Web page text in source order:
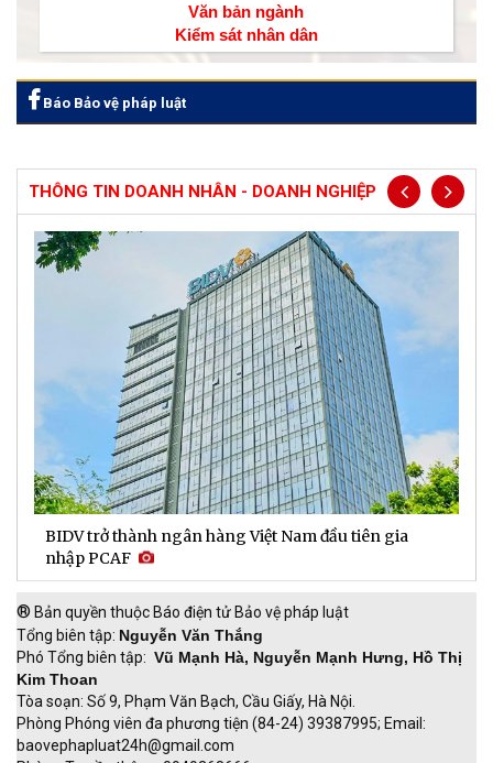
Văn bản ngành
Kiểm sát nhân dân
Báo Bảo vệ pháp luật
THÔNG TIN DOANH NHÂN - DOANH NGHIỆP
Nam đầu tiên gia
DNSE mở rộng quy mô thị phần
® Bản quyền thuộc Báo điện tử Bảo vệ pháp luật
Tổng biên tập: Nguyễn Văn Thắng
Phó Tổng biên tập: Vũ Mạnh Hà, Nguyễn Mạnh Hưng, Hồ Thị
Kim Thoan
Tòa soạn: Số 9, Phạm Văn Bạch, Cầu Giấy, Hà Nội.
Phòng Phóng viên đa phương tiện (84-24) 39387995; Email:
baovephapluat24h@gmail.com